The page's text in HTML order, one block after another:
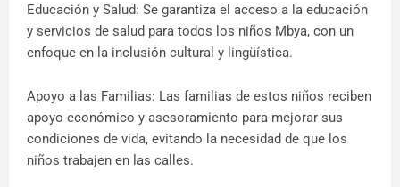
Educación y Salud: Se garantiza el acceso a la educación
y servicios de salud para todos los niños Mbya, con un
enfoque en la inclusión cultural y lingüística.
Apoyo a las Familias: Las familias de estos niños reciben
apoyo económico y asesoramiento para mejorar sus
condiciones de vida, evitando la necesidad de que los
niños trabajen en las calles.